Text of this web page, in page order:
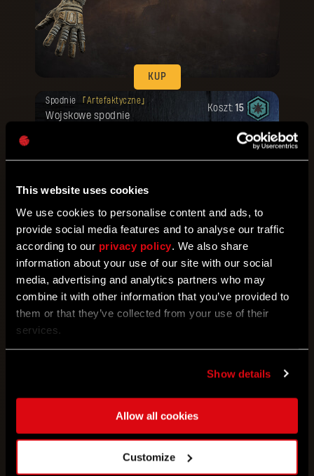
This website uses cookies
We use cookies to personalise content and ads, to
provide social media features and to analyse our traffic
according to our privacy policy . We also share
information about your use of our site with our social
media, advertising and analytics partners who may
combine it with other information that you’ve provided to
them or that they’ve collected from your use of their
services.
Show details
Allow all cookies
Customize
KUP
Spodnie Artefaktyczne
Wojskowe spodnie
Koszt: 15
Twoja nagroda została odblokowana.
Buty Artefaktyczne
Wojskowe buty
Koszt:15
KUP
Artefaktyczne
Strój wojskowy + Pancerz ubioru
Twoja nagroda została odblokowana.